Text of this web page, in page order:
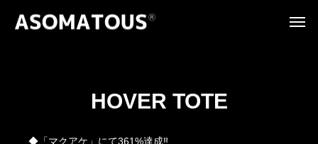
HOVER TOTE
◆「マクアケ」にて361%達成‼